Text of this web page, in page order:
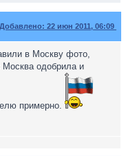
Добавлено: 22 июн 2011, 06:09
в Москву фото,
Москва одобрила и
примерно.